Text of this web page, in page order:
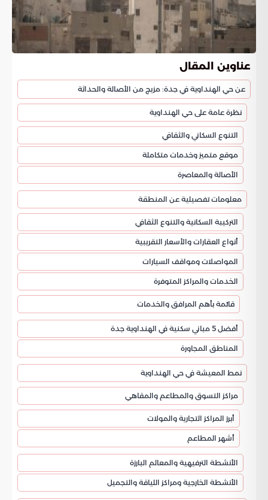
عناوين المقال
عن حي الهنداوية في جدة: مزيج من الأصالة والحداثة
نظرة عامة على حي الهنداوية
التنوع السكاني والثقافي
موقع متميز وخدمات متكاملة
الأصالة والمعاصرة
معلومات تفصيلية عن المنطقة
التركيبة السكانية والتنوع الثقافي
أنواع العقارات والأسعار التقريبية
المواصلات ومواقف السيارات
الخدمات والمراكز المتوفرة
قائمة بأهم المرافق والخدمات
أفضل 5 مباني سكنية في الهنداوية جدة
المناطق المجاورة
نمط المعيشة في حي الهنداوية
مراكز التسوق والمطاعم والمقاهي
أبرز المراكز التجارية والمولات
أشهر المطاعم
الأنشطة الترفيهية والمعالم البارزة
الأنشطة الخارجية ومراكز اللياقة والتجميل